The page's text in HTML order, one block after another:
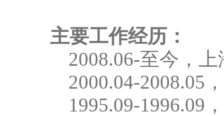
主要工作经历：
2008.06-至今，
2000.04-2008.05
1995.09-1996.09